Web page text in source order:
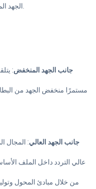
جانب الجهد المنخفض:
مستمرًا منخفض الجهد من
جانب الجهد العالي: المجال
عالي التردد داخل الملف
من خلال مبادئ المحول